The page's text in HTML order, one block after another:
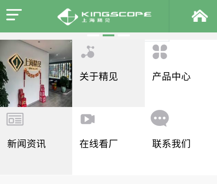
关于精见 产品中心
新闻资讯 在线看厂 联系我们